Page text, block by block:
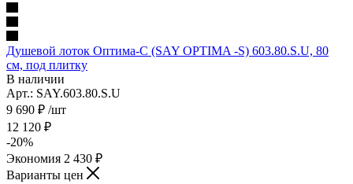
Душевой лоток Оптима-С (SAY OPTIMA -S) 603.80.S.U, 80
см, под плитку
В наличии
Арт.: SAY.603.80.S.U
9 690 ₽ /шт
12 120 ₽
-20%
Экономия 2 430 ₽
Варианты цен